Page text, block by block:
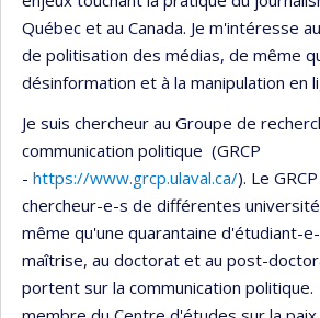
Québec et au Canada. Je m'intéresse
de politisation des médias, de même
désinformation et à la manipulation en
Je suis chercheur au Groupe de
communication politique (GRCP
- https://www.grcp.ulaval.ca/). Le
chercheur-e-s de différentes
même qu'une quarantaine d'étudiant-
maîtrise, au doctorat et au post-
portent sur la communication politique.